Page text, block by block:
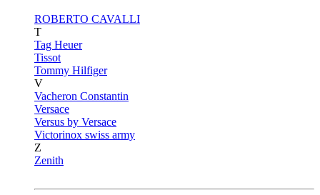
ROBERTO CAVALLI
T
Tag Heuer
Tissot
Tommy Hilfiger
V
Vacheron Constantin
Versace
Versus by Versace
Victorinox swiss army
Z
Zenith